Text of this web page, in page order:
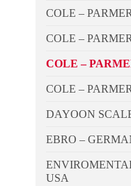
COLE –
COLE –
COLE –
COLE –
DAYOON
EBRO –
USA